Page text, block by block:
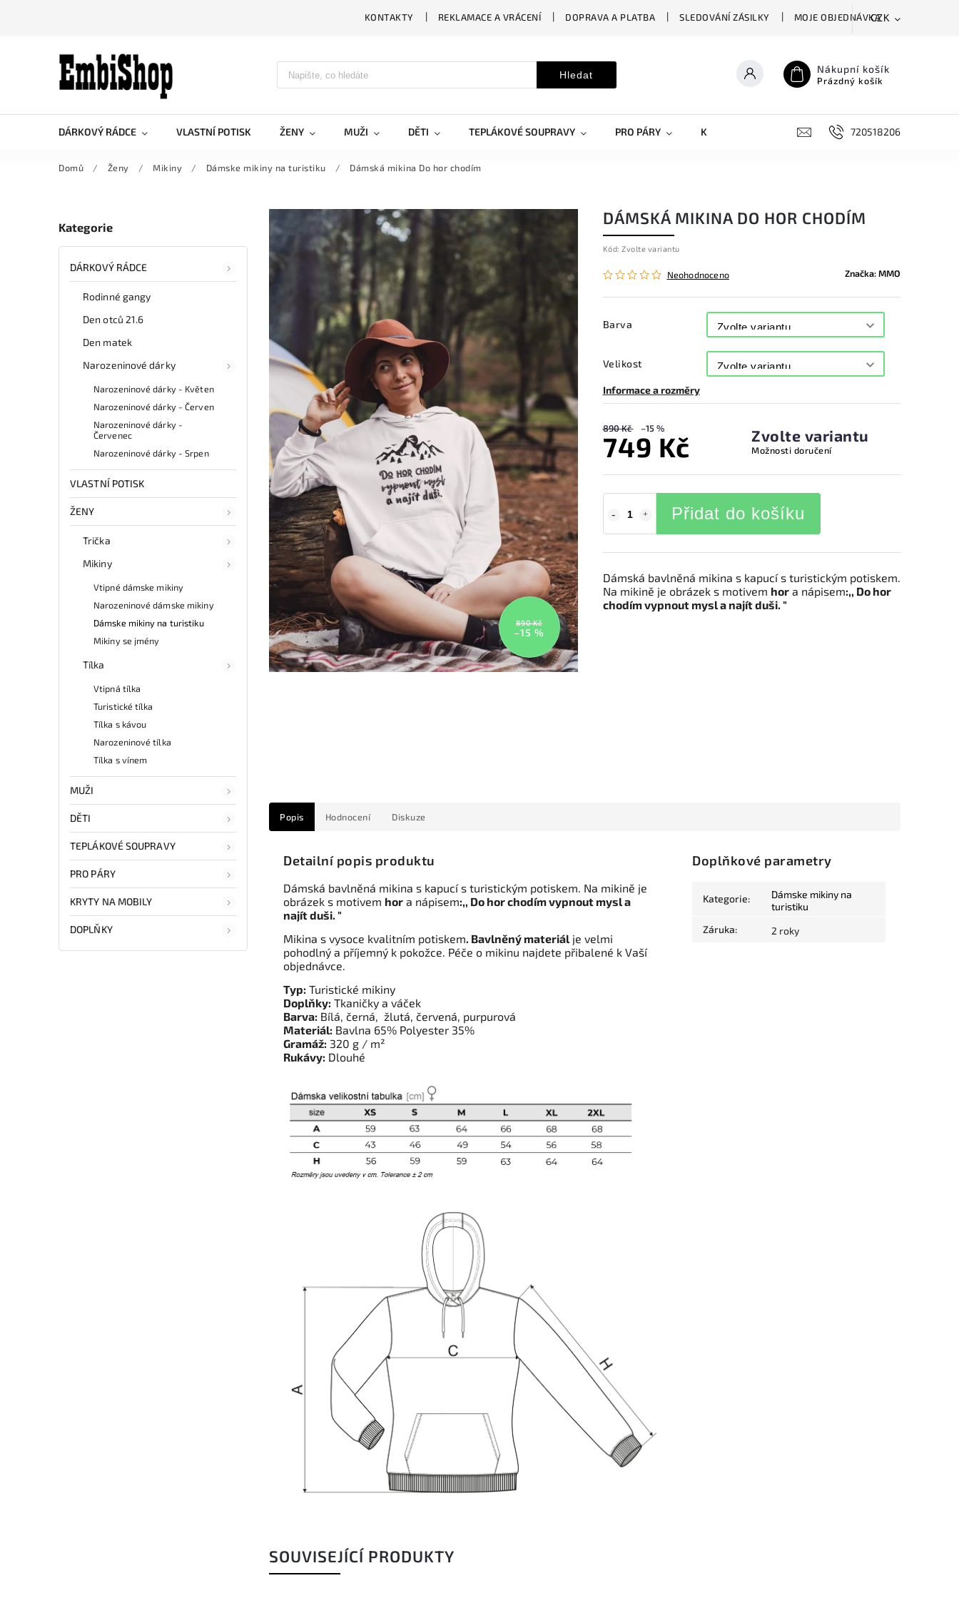
KONTAKTY REKLAMACE A VRÁCENÍ DOPRAVA A PLATBA SLEDOVÁNÍ ZÁSILKY MOJE OBJEDNÁVKACZK
Hledat Nákupní košík
Prázdný košík
DÁRKOVÝ RÁDCE VLASTNÍ POTISK ŽENY MUŽI DĚTI TEPLÁKOVÉ SOUPRAVY PRO PÁRY KRYTY NA MOBILY DOPLŇKY720518206
Domů / Ženy / Mikiny / Dámske mikiny na turistiku / Dámská mikina Do hor chodím
Kategorie
DÁRKOVÝ RÁDCE
Rodinné gangy
Den otců 21.6
Den matek
Narozeninové dárky
Narozeninové dárky - Květen
Narozeninové dárky - Červen
Narozeninové dárky -
Červenec
Narozeninové dárky - Srpen
VLASTNÍ POTISK
ŽENY
Trička
Mikiny
Vtipné dámske mikiny
Narozeninové dámske mikiny
Dámske mikiny na turistiku
Mikiny se jmény
Tílka
Vtipná tílka
Turistické tílka
Tílka s kávou
Narozeninové tílka
Tílka s vínem
MUŽI
DĚTI
TEPLÁKOVÉ SOUPRAVY
PRO PÁRY
KRYTY NA MOBILY
DOPLŇKY
890 Kč
–15 %
DÁMSKÁ MIKINA DO HOR CHODÍM
Kód: Zvolte variantu
Neohodnoceno Značka:MMO
Barva
Velikost
Informace a rozměry
890 Kč –15 %
749 Kč Zvolte variantu
Možnosti doručení
Přidat do košíku
Dámská bavlněná mikina s kapucí s turistickým potiskem.
Na mikině je obrázek s motivem hora nápisem:,, Do hor
chodím vypnout mysl a najít duši. "
Popis Hodnocení Diskuze
Detailní popis produktu
Dámská bavlněná mikina s kapucí s turistickým potiskem. Na mikině je
obrázek s motivem hor a nápisem:,, Do hor chodím vypnout mysl a
najít duši. "
Mikina s vysoce kvalitním potiskem. Bavlněný materiál je velmi
pohodlný a příjemný k pokožce. Péče o mikinu najdete přibalené k Vaší
objednávce.
Typ: Turistické mikiny
Doplňky: Tkaničky a váček
Barva: Bílá, černá, žlutá, červená, purpurová
Materiál: Bavlna 65% Polyester 35%
Gramáž: 320 g / m²
Rukávy: Dlouhé
Doplňkové parametry
Kategorie:
Dámske mikiny na
turistiku
Záruka: 2 roky
SOUVISEJÍCÍ PRODUKTY